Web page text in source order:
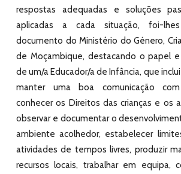
respostas adequadas e soluções
aplicadas a cada situação, foi-
documento do Ministério do Género,
de Moçambique, destacando o papel e
de um/a Educador/a de Infância, que
manter uma boa comunicação
conhecer os Direitos das crianças e os
observar e documentar o
ambiente acolhedor, estabelecer
atividades de tempos livres, produzir
recursos locais, trabalhar em equipa,